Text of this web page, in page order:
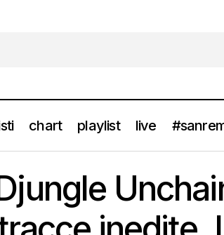
chart playlist live
TY1 “Djungle